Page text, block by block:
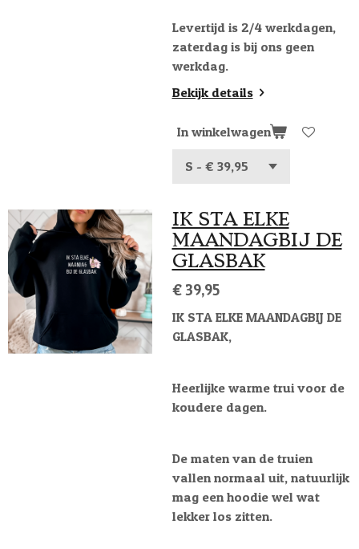
Levertijd is 2/4 werkdagen,
zaterdag is bij ons geen
werkdag.
Bekijk details
In winkelwagen
IK STA ELKE
MAANDAGBIJ DE
GLASBAK
€ 39,95
IK STA ELKE MAANDAGBIJ DE
GLASBAK,
Heerlijke warme trui voor de
koudere dagen.
De maten van de truien
vallen normaal uit, natuurlijk
mag een hoodie wel wat
lekker los zitten.